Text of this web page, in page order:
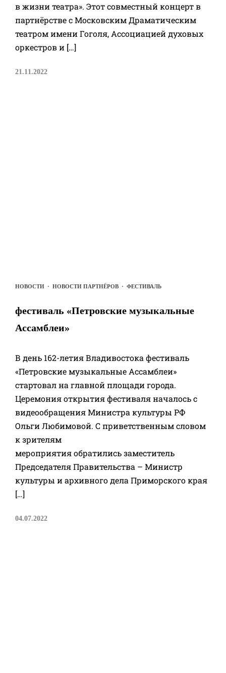
в жизни театра». Этот совместный концерт в
партнёрстве с Московским Драматическим
театром имени Гоголя, Ассоциацией духовых
оркестров и […]
21.11.2022
НОВОСТИ · НОВОСТИ ПАРТНЁРОВ · ФЕСТИВАЛЬ
фестиваль «Петровские музыкальные
Ассамблеи»
В день 162-летия Владивостока фестиваль
«Петровские музыкальные Ассамблеи»
стартовал на главной площади города.
Церемония открытия фестиваля началось с
видеообращения Министра культуры РФ
Ольги Любимовой. С приветственным словом
к зрителям
мероприятия обратились заместитель
Председателя Правительства – Министр
культуры и архивного дела Приморского края
[…]
04.07.2022